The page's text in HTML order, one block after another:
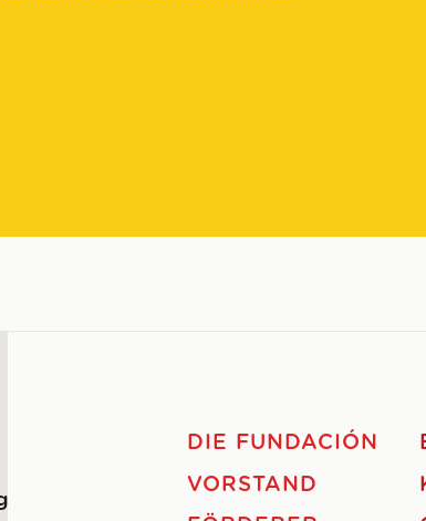
DIE FUNDACIÓN
VORSTAND